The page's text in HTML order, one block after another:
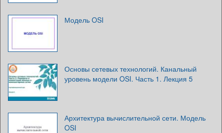
Модель OSI
Основы сетевых технологий. Канальный
уровень модели OSI. Часть 1. Лекция 5
Архитектура вычислительной сети. Модель
OSI